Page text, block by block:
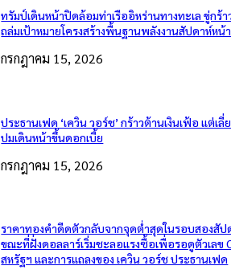
ทรัมป์เดินหน้าปิดล้อมท่าเรืออิหร่านทางทะเล ขู่กร้า
ถล่มเป้าหมายโครงสร้างพื้นฐานพลังงานสัปดาห์หน้า
กรกฎาคม 15, 2026
ประธานเฟด ‘เควิน วอร์ช’ กร้าวต้านเงินเฟ้อ แต่เลี่
ปมเดินหน้าขึ้นดอกเบี้ย
กรกฎาคม 15, 2026
ราคาทองคำดีดตัวกลับจากจุดต่ำสุดในรอบสองสัป
ขณะที่ฝั่งดอลลาร์เริ่มชะลอแรงซื้อเพื่อรอดูตัวเลข
สหรัฐฯ และการแถลงของ เควิน วอร์ช ประธานเฟด